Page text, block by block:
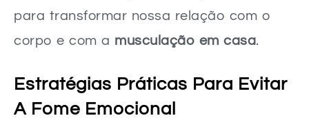
para transformar nossa relação com o
corpo e com a musculação em casa.
Estratégias Práticas Para Evitar
A Fome Emocional